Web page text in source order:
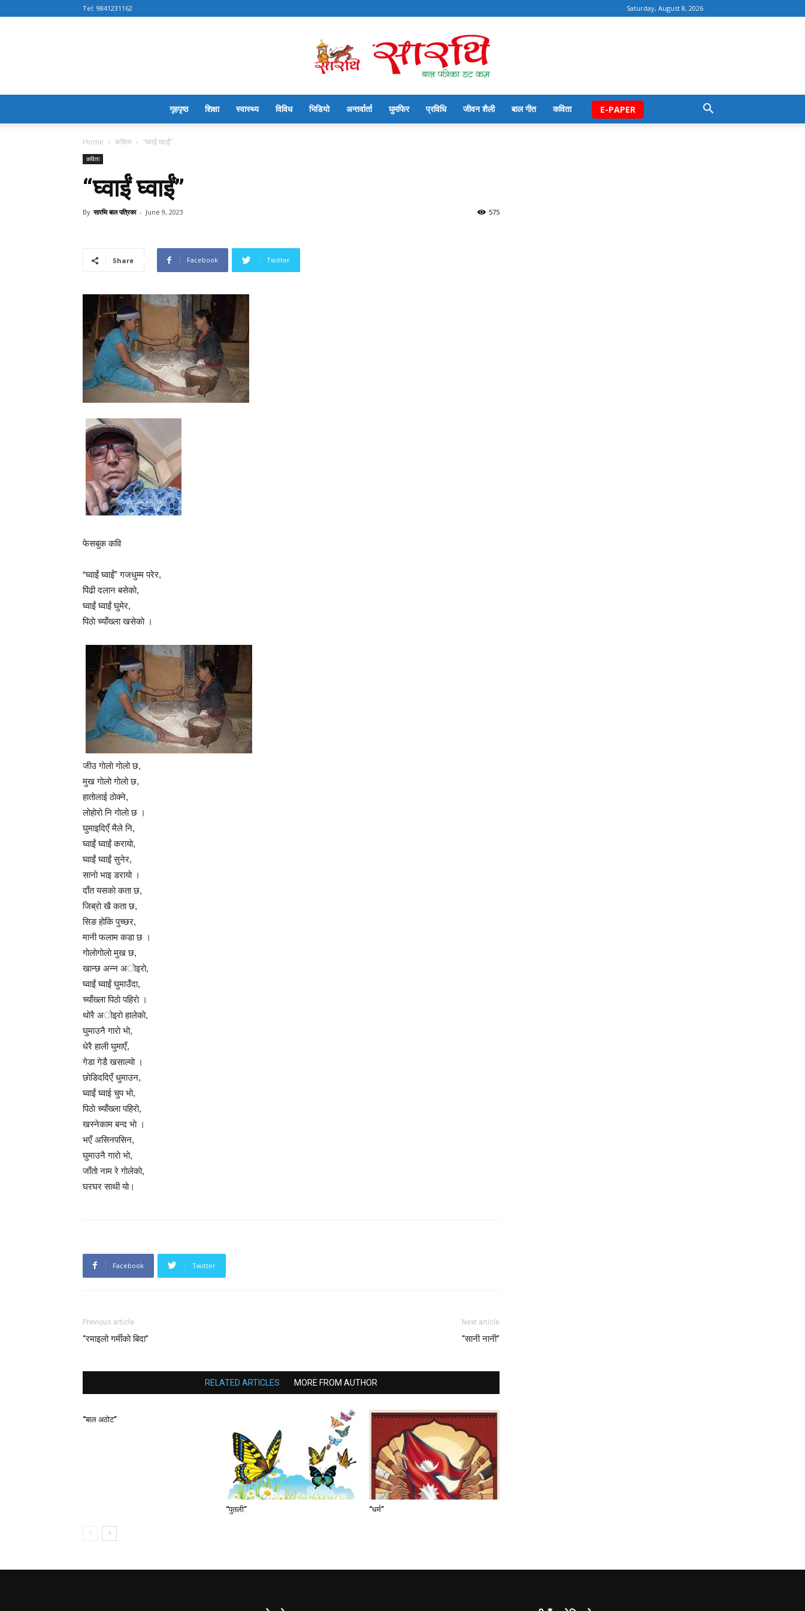
Saturday, August 8, 2026
Tel: 9841231162
गृहपृष्ठ शिक्षा स्वास्थ्य विविध भिडियो अन्तर्वार्ता घुमफिर प्रविधि जीवन शैली बाल गीत कविता E-PAPER
Home कविता “घ्वाईं घ्वाईं”
कविता
“घ्वाईं घ्वाईं”
By सारथि बाल पत्रिका - June 9, 2023 575
Share Facebook Twitter
फेसबुक कवि
“घ्वाईं घ्वाईं” गजधुम्म परेर,
पिंढी दलान बसेकाे,
घ्वाईं घ्वाईं घुमेर,
पिठाे च्याँख्ला खसेकाे ।
जीउ गाेलाे गाेलाे छ,
मुख गाेलाे गाेलाे छ,
हाताेलाई ठाेक्ने,
लाेहाेराे नि गाेलाे छ ।
घुमाइदिएँ मैले नि,
घ्वाईं घ्वाईं करायाे,
घ्वाईं घ्वाईं सुनेर,
सानाे भाइ डरायाे ।
दाँत यसकाे कता छ,
जिब्राे खै कता छ,
सिङ हाेकि पुच्छर,
मानी फलाम कडा छ ।
गाेलाेगाेलाे मुख छ,
खान्छ अन्न अाेइराे,
घ्वाईं घ्वाईं घुमाउँदा,
च्याँख्ला पिठाे पहिराे ।
थाेरै अोइराे हालेकाे,
घुमाउनै गाराे भाे,
धेरै हाली घुमाएँ,
गेडा गेडै खसाल्याे ।
छाेडिददिएँ धुमाउन,
घ्वाईं घ्वाई चुप भाे,
पिठाे च्याँख्ला पहिराे,
खस्नेकाम बन्द भाे ।
भएँ असिनपसिन,
घुमाउनै गाराे भाे,
जाँताे नाम रे गाेलेकाे,
घरघर साथी याे।
Facebook Twitter
Previous article
“रमाइलो गर्मीको बिदा”
Next article
“सानी नानी”
RELATED ARTICLES MORE FROM AUTHOR
“बाल अठोट”
“पुतली” “धर्म”